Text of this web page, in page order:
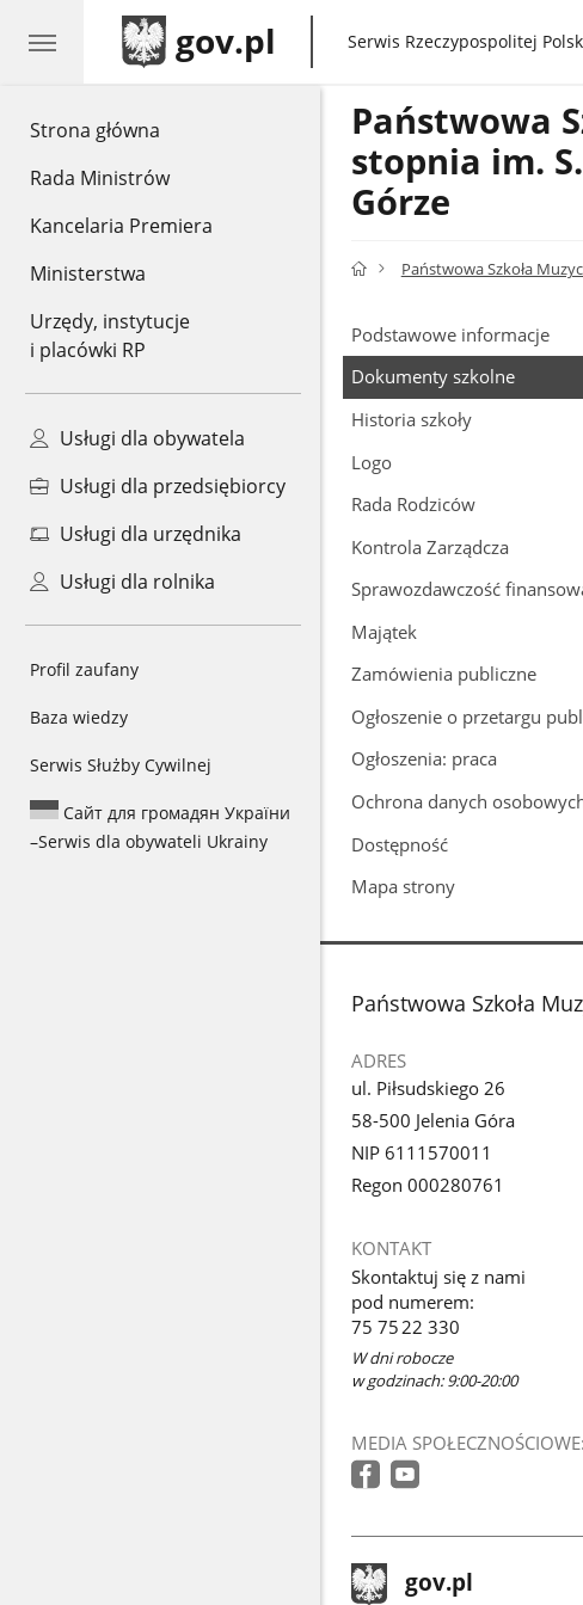
Strona główna
Rada Ministrów
Kancelaria Premiera
Ministerstwa
Urzędy, instytucje
i placówki RP
Usługi dla obywatela
Usługi dla przedsiębiorcy
Usługi dla urzędnika
Usługi dla rolnika
Profil zaufany
Baza wiedzy
Serwis Służby Cywilnej
Сайт для громадян України
–Serwis dla obywateli Ukrainy
gov.pl gov.pl
Serwis Rzeczypospolitej
Państwowa
stopnia im.
Górze
Państwowa Szkoła
Podstawowe informacje
Dokumenty szkolne
Historia szkoły
Logo
Rada Rodziców
Kontrola Zarządcza
Sprawozdawczość
Majątek
Zamówienia publiczne
Ogłoszenie o przetargu
Ogłoszenia: praca
Ochrona danych
Dostępność
Mapa strony
stopka
Państwowa Szkoła
ADRES
ul. Piłsudskiego 26
58-500 Jelenia Góra
NIP 6111570011
Regon 000280761
KONTAKT
Skontaktuj się z nami
pod numerem:
75 75 22 330
W dni robocze
w godzinach: 9:00-20:00
MEDIA SPOŁECZNOŚCIOWE:
stopka
gov.pl Strona
gov.pl